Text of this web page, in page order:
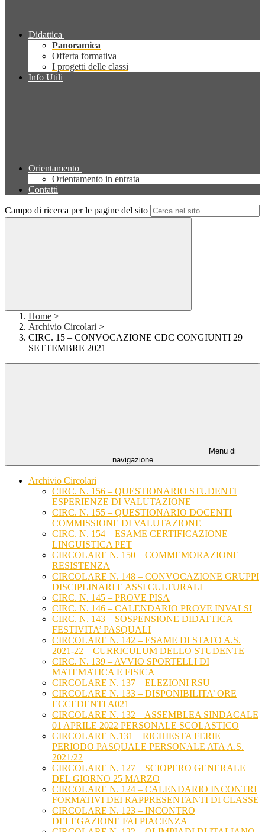
Didattica
Panoramica
Offerta formativa
I progetti delle classi
Info Utili
Orientamento
Orientamento in entrata
Contatti
Campo di ricerca per le pagine del sito
Home >
Archivio Circolari >
CIRC. 15 – CONVOCAZIONE CDC CONGIUNTI 29
SETTEMBRE 2021
Menu di
navigazione
Archivio Circolari
CIRC. N. 156 – QUESTIONARIO STUDENTI
ESPERIENZE DI VALUTAZIONE
CIRC. N. 155 – QUESTIONARIO DOCENTI
COMMISSIONE DI VALUTAZIONE
CIRC. N. 154 – ESAME CERTIFICAZIONE
LINGUISTICA PET
CIRCOLARE N. 150 – COMMEMORAZIONE
RESISTENZA
CIRCOLARE N. 148 – CONVOCAZIONE GRUPPI
DISCIPLINARI E ASSI CULTURALI
CIRC. N. 145 – PROVE PISA
CIRC. N. 146 – CALENDARIO PROVE INVALSI
CIRC. N. 143 – SOSPENSIONE DIDATTICA
FESTIVITA’ PASQUALI
CIRCOLARE N. 142 – ESAME DI STATO A.S.
2021-22 – CURRICULUM DELLO STUDENTE
CIRC. N. 139 – AVVIO SPORTELLI DI
MATEMATICA E FISICA
CIRCOLARE N. 137 – ELEZIONI RSU
CIRCOLARE N. 133 – DISPONIBILITA’ ORE
ECCEDENTI A021
CIRCOLARE N. 132 – ASSEMBLEA SINDACALE
01 APRILE 2022 PERSONALE SCOLASTICO
CIRCOLARE N.131 – RICHIESTA FERIE
PERIODO PASQUALE PERSONALE ATA A.S.
2021/22
CIRCOLARE N. 127 – SCIOPERO GENERALE
DEL GIORNO 25 MARZO
CIRCOLARE N. 124 – CALENDARIO INCONTRI
FORMATIVI DEI RAPPRESENTANTI DI CLASSE
CIRCOLARE N. 123 – INCONTRO
DELEGAZIONE FAI PIACENZA